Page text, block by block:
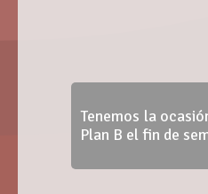
Tenemos la
Plan B el fin de